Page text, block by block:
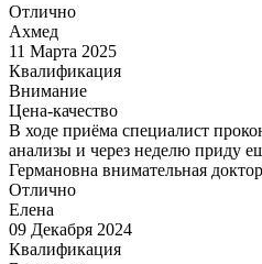
Отлично
Ахмед
11 Марта 2025
Квалификация
Внимание
Цена-качество
В ходе приёма специалист
анализы и через неделю приду
Германовна внимательная
Отлично
Елена
09 Декабря 2024
Квалификация